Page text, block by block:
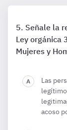
Señale la
Ley orgánica
Mujeres y
Las
acoso